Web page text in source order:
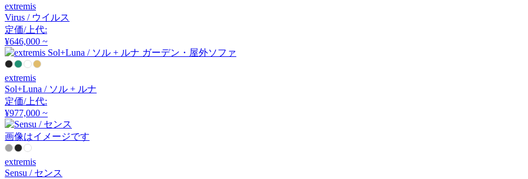
ハイカラー
HIKARI
ヒカリ
Höfats
ホーファッツ
extremis
Virus / ウイルス
定価/上代:
¥646,000 ~
extremis
Sol+Luna / ソル + ルナ
定価/上代:
¥977,000 ~
画像はイメージです
extremis
Sensu / センス